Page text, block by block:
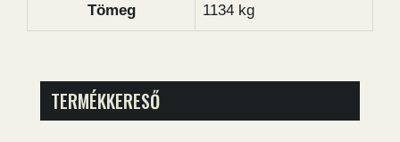
Tömeg 1134 kg
TERMÉKKERESŐ